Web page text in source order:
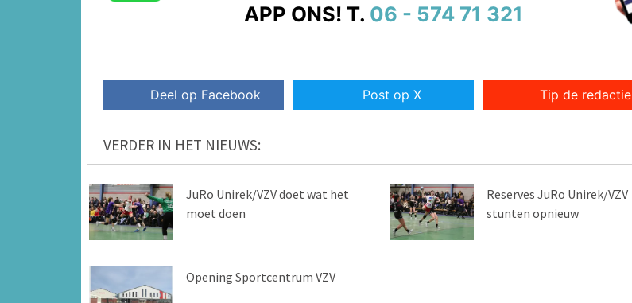
APP ONS! T. 06 - 574 71 321
Deel op Facebook Post op X Tip de redactie
VERDER IN HET NIEUWS:
JuRo Unirek/VZV doet wat het
moet doen
Reserves JuRo Unirek/VZV
stunten opnieuw
Opening Sportcentrum VZV